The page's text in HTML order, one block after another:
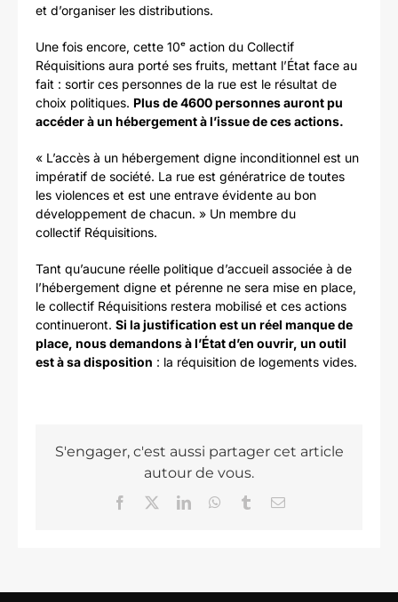
et d’organiser les distributions.
Une fois encore, cette 10ᵉ action du Collectif
Réquisitions aura porté ses fruits, mettant l’État face au
fait : sortir ces personnes de la rue est le résultat de
choix politiques. Plus de 4600 personnes auront pu
accéder à un hébergement à l’issue de ces actions.
« L’accès à un hébergement digne inconditionnel est un
impératif de société. La rue est génératrice de toutes
les violences et est une entrave évidente au bon
développement de chacun. » Un membre du
collectif Réquisitions.
Tant qu’aucune réelle politique d’accueil associée à de
l’hébergement digne et pérenne ne sera mise en place,
le collectif Réquisitions restera mobilisé et ces actions
continueront. Si la justification est un réel manque de
place, nous demandons à l’État d’en ouvrir, un outil
est à sa disposition : la réquisition de logements vides.
S'engager, c'est aussi partager cet article
autour de vous.
Facebook LinkedInWhatsAppTumblrEmail